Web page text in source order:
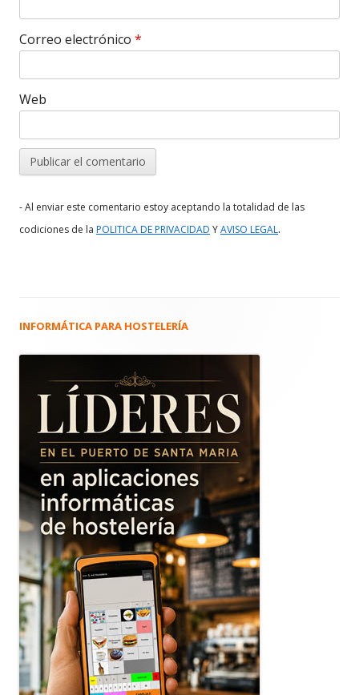
Correo electrónico *
Web
- Al enviar este comentario estoy aceptando la totalidad de las
codiciones de la POLITICA DE PRIVACIDAD YAVISO LEGAL.
Barra
principal
INFORMÁTICA PARA HOSTELERÍA